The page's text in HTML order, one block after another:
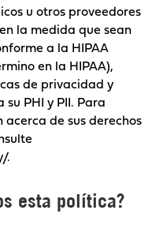
u otros proveedores
la medida que sean
a la HIPAA
en la HIPAA),
de privacidad y
PHI y PII. Para
de sus derechos
.
esta política?